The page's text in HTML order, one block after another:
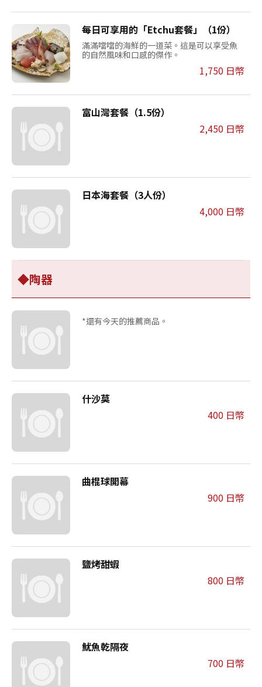
每日可享用的「Etchu套餐」（1份）
滿滿噹噹的海鮮的一道菜。這是可以享受魚
的自然風味和口感的傑作。
1,750 日幣
富山灣套餐（1.5份）
2,450 日幣
日本海套餐（3人份）
4,000 日幣
◆陶器
*還有今天的推薦商品。
什沙莫
400 日幣
曲棍球開幕
900 日幣
鹽烤甜蝦
800 日幣
魷魚乾隔夜
700 日幣